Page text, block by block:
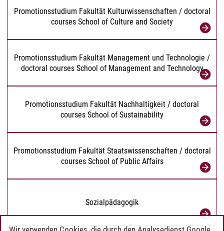
Promotionsstudium Fakultät Kulturwissenschaften / doctoral
courses School of Culture and Society
Promotionsstudium Fakultät Management und Technologie /
doctoral courses School of Management and Technology
Promotionsstudium Fakultät Nachhaltigkeit / doctoral
courses School of Sustainability
Promotionsstudium Fakultät Staatswissenschaften / doctoral
courses School of Public Affairs
Sozialpädagogik